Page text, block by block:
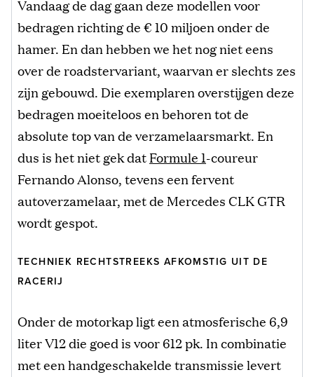
Vandaag de dag gaan deze modellen voor
bedragen richting de € 10 miljoen onder de
hamer. En dan hebben we het nog niet eens
over de roadstervariant, waarvan er slechts zes
zijn gebouwd. Die exemplaren overstijgen deze
bedragen moeiteloos en behoren tot de
absolute top van de verzamelaarsmarkt. En
dus is het niet gek datFormule 1-coureur
Fernando Alonso, tevens een fervent
autoverzamelaar, met de Mercedes CLK GTR
wordt gespot.
TECHNIEK RECHTSTREEKS AFKOMSTIG UIT DE
RACERIJ
Onder de motorkap ligt een atmosferische 6,9
liter V12 die goed is voor 612 pk. In combinatie
met een handgeschakelde transmissie levert